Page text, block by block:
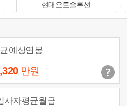
현대오토솔루션
예상연봉
만원
사자평균월급